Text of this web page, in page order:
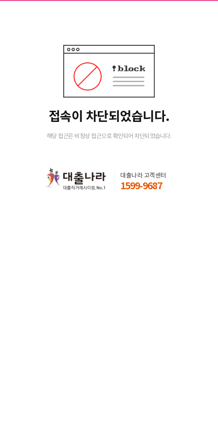
접속이 차단되었습니다.
해당 접근은 비정상 접근으로 확인되어 차단되었습니다.
대출나라 고객센터
1599-9687